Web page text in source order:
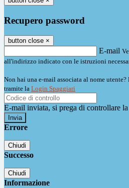
Recupero password
button close ×
E-mail
all'indirizzo indicato con le istruzioni
Non hai una e-mail associata al nome
tramite la Login Spaggiari
E-mail inviata, si prega di controllare
Errore
Chiudi
Successo
Chiudi
Informazione